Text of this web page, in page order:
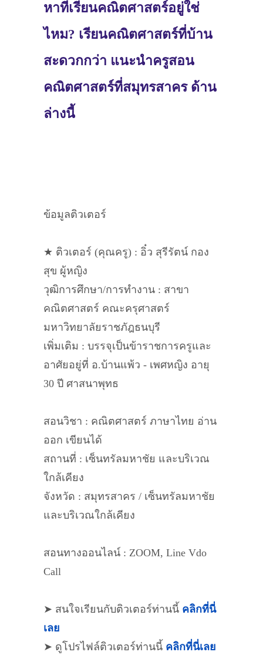
หาที่เรียนคณิตศาสตร์อยู่ใช่
ไหม? เรียนคณิตศาสตร์ที่บ้าน
สะดวกกว่า แนะนำครูสอน
คณิตศาสตร์ที่สมุทรสาคร ด้าน
ล่างนี้
ข้อมูลติวเตอร์
★ ติวเตอร์ (คุณครู) : อิ๋ว สุรีรัตน์ กอง
สุข ผู้หญิง
วุฒิการศึกษา/การทำงาน : สาขา
คณิตศาสตร์ คณะครุศาสตร์
มหาวิทยาลัยราชภัฎธนบุรี
เพิ่มเติม : บรรจุเป็นข้าราชการครูและ
อาศัยอยู่ที่ อ.บ้านแพ้ว - เพศหญิง อายุ
30 ปี ศาสนาพุทธ
สอนวิชา : คณิตศาสตร์ ภาษาไทย อ่าน
ออก เขียนได้
สถานที่ : เซ็นทรัลมหาชัย และบริเวณ
ใกล้เคียง
จังหวัด : สมุทรสาคร / เซ็นทรัลมหาชัย
และบริเวณใกล้เคียง
สอนทางออนไลน์ : ZOOM, Line Vdo
Call
➤ สนใจเรียนกับติวเตอร์ท่านนี้ คลิกที่นี่
เลย
➤ ดูโปรไฟล์ติวเตอร์ท่านนี้ คลิกที่นี่เลย